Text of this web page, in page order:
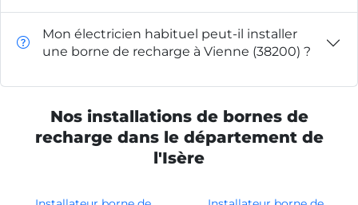
Mon électricien habituel peut-il installer
une borne de recharge à Vienne (38200) ?
Nos installations de bornes de
recharge dans le département de
l'Isère